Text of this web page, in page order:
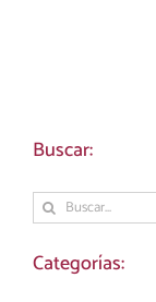
Buscar:
Buscar:
Categorías: